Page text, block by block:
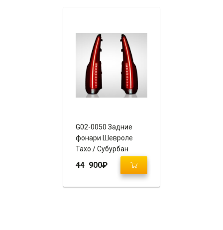
G02-0050 Задние
фонари Шевроле
Тахо / Субурбан
“Escalade Style”
44 900₽